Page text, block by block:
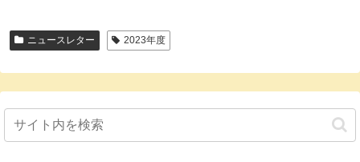
ニュースレター 2023年度